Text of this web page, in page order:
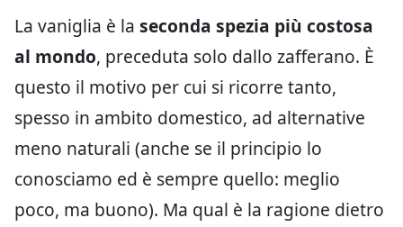
La vaniglia è la seconda spezia più costosa
al mondo, preceduta solo dallo zafferano. È
questo il motivo per cui si ricorre tanto,
spesso in ambito domestico, ad alternative
meno naturali (anche se il principio lo
conosciamo ed è sempre quello: meglio
poco, ma buono). Ma qual è la ragione dietro